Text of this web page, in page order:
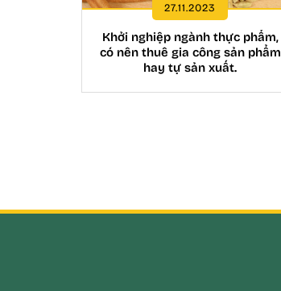
27.11.2023
Khởi nghiệp ngành thực phẩm,
có nên thuê gia công sản phẩm
hay tự sản xuất.